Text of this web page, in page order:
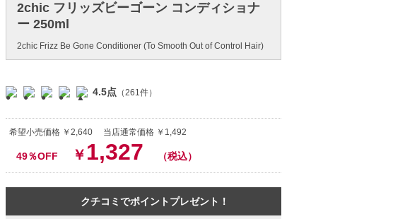
2chic フリッズビーゴーン コンディショナ
ー 250ml
2chic Frizz Be Gone Conditioner (To Smooth Out of Control Hair)
4.5点 （261件）
希望小売価格 ￥2,640 当店通常価格 ￥1,492
49％OFF ￥ 1,327 （税込）
クチコミでポイントプレゼント！